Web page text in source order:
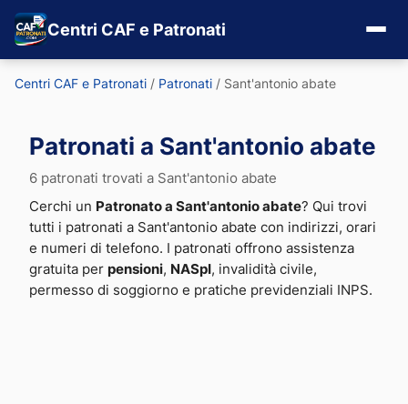
Centri CAF e Patronati
Centri CAF e Patronati / Patronati / Sant'antonio abate
Patronati a Sant'antonio abate
6 patronati trovati a Sant'antonio abate
Cerchi un Patronato a Sant'antonio abate? Qui trovi
tutti i patronati a Sant'antonio abate con indirizzi, orari
e numeri di telefono. I patronati offrono assistenza
gratuita per pensioni, NASpI , invalidità civile,
permesso di soggiorno e pratiche previdenziali INPS.